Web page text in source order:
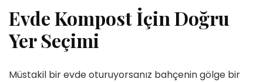
Evde Kompost İçin Doğru
Yer Seçimi
Müstakil bir evde oturuyorsanız bahçenin gölge bir